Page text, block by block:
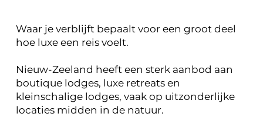
Waar je verblijft bepaalt voor een groot deel
hoe luxe een reis voelt.
Nieuw-Zeeland heeft een sterk aanbod aan
boutique lodges, luxe retreats en
kleinschalige lodges, vaak op uitzonderlijke
locaties midden in de natuur.